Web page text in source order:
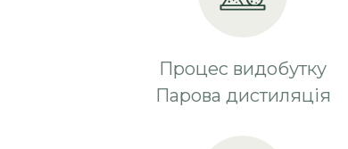
Процес видобутку
Парова дистиляція